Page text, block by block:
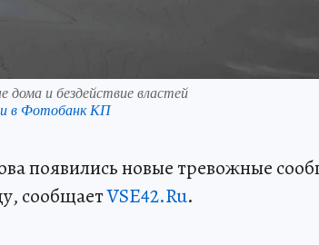
и бездействие властей
в Фотобанк КП
появились новые тревожные
сообщаетVSE42.Ru.